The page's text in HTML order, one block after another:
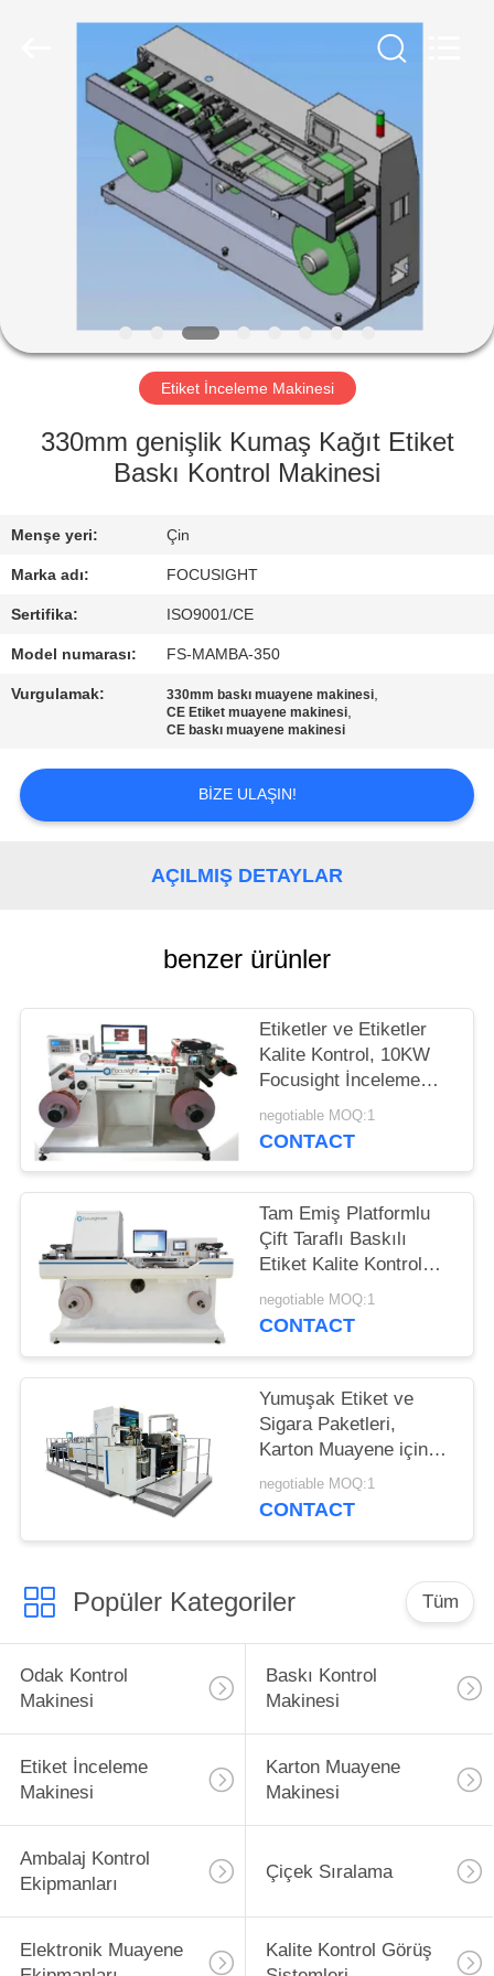
ÜRÜN:%
:
INVALID_FETCH
GETIP()
FABRIKA
TURU
KALITE
KONTROL
ILETIŞIME
GEÇIN
TEKLIF
ISTEĞI
SITE
HARITASI
PRIVACY
POLICY
Etiket İnceleme Makinesi
330mm genişlik Kumaş Kağıt Etiket
Baskı Kontrol Makinesi
Menşe yeri: Çin
Marka adı: FOCUSIGHT
Sertifika: ISO9001/CE
Model numarası: FS-MAMBA-350
Vurgulamak: 330mm baskı muayene makinesi,
CE Etiket muayene makinesi,
CE baskı muayene makinesi
BIZE ULAŞIN!
AÇILMIŞ DETAYLAR
benzer ürünler
Etiketler ve Etiketler
Kalite Kontrol, 10KW
Focusight İnceleme
Makinesi
negotiable MOQ:1
CONTACT
Tam Emiş Platformlu
Çift Taraflı Baskılı
Etiket Kalite Kontrol
Sistemi
negotiable MOQ:1
CONTACT
Yumuşak Etiket ve
Sigara Paketleri,
Karton Muayene için
Kalite Kontrol Görüş
Sistemleri
negotiable MOQ:1
CONTACT
Popüler Kategoriler Tüm
Odak Kontrol
Makinesi
Baskı Kontrol
Makinesi
Etiket İnceleme
Makinesi
Karton Muayene
Makinesi
Ambalaj Kontrol
Ekipmanları
Çiçek Sıralama
Elektronik Muayene
Kalite Kontrol Görüş